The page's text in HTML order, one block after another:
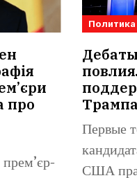
про
Политика
Трампа
Первые
США